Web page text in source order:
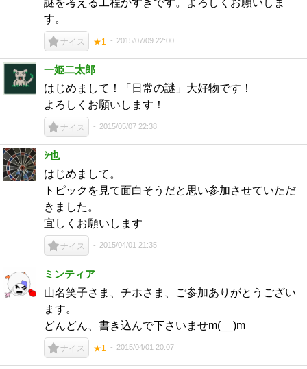
す。
ナイス ★1 2015/07/09 22:00
一姫二太郎
はじめまして！「日常の謎」大好物です！
よろしくお願いします！
ナイス 2015/05/07 22:38
ｼ也
はじめまして。
トピックを見て面白そうだと思い参加させていただ
きました。
宜しくお願いします
ナイス 2015/04/01 21:35
ミンティア
山名笑子さま、チホさま、ご参加ありがとうござい
ます。
どんどん、書き込んで下さいませm(__)m
ナイス ★1 2015/04/01 20:07